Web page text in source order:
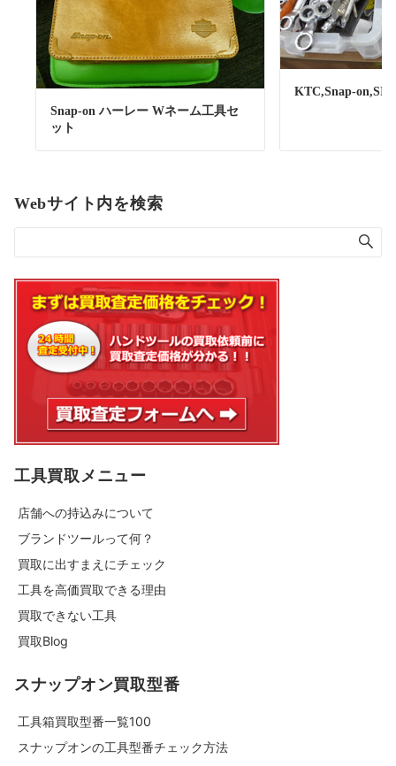
Snap-on ハーレー Wネーム工具セ
ット
KTC,Snap-
Webサイト内を検索
工具買取メニュー
店舗への持込みについて
ブランドツールって何？
買取に出すまえにチェック
工具を高価買取できる理由
買取できない工具
買取Blog
スナップオン買取型番
工具箱買取型番一覧100
スナップオンの工具型番チェック方法